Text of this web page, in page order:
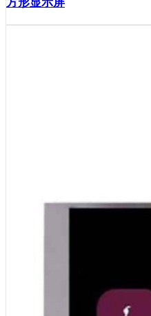
方形显示屏